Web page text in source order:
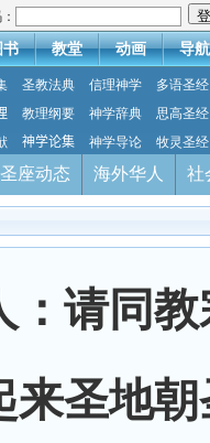
书 教堂 动画 导航
圣教法典 信理神学
多语圣经
教理纲要 神学辞典
思高圣经
神学论集 神学导论 牧灵圣经
圣座动态 海外华人 社
：请同
来圣地朝